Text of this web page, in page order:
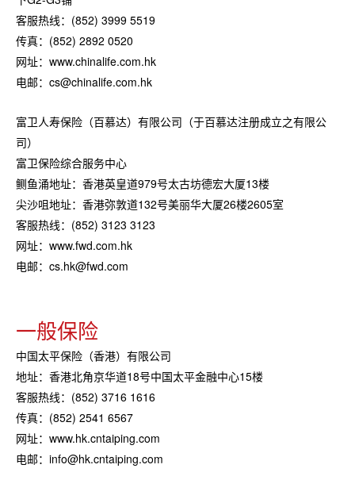
客服热线：(852) 3999 5519
传真：(852) 2892 0520
网址：www.chinalife.com.hk
电邮：cs@chinalife.com.hk
富卫人寿保险（百慕达）有限公司（于百慕达注册成立之有限公
司）
富卫保险综合服务中心
鲗鱼涌地址：香港英皇道979号太古坊德宏大厦13楼
尖沙咀地址：香港弥敦道132号美丽华大厦26楼2605室
客服热线：(852) 3123 3123
网址：www.fwd.com.hk
电邮：cs.hk@fwd.com
一般保险
中国太平保险（香港）有限公司
地址：香港北角京华道18号中国太平金融中心15楼
客服热线：(852) 3716 1616
传真：(852) 2541 6567
网址：www.hk.cntaiping.com
电邮：info@hk.cntaiping.com